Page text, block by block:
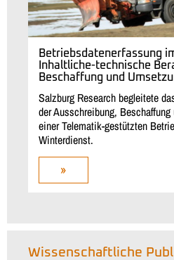
Betriebsdatenerfassung
Inhaltliche-technische
Beschaffung und
Salzburg Research begleitete
der Ausschreibung,
einer Telematik-gestützten
Winterdienst.
»
Wissenschaftliche